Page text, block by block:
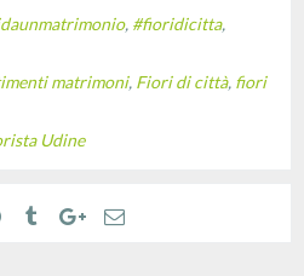
, #fioridicitta,
matrimoni, Fiori di città, fiori
Udine